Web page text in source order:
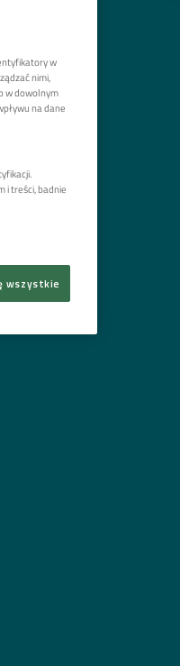
w
nimi,
w dowolnym
na dane
i treści, badnie
wszystkie